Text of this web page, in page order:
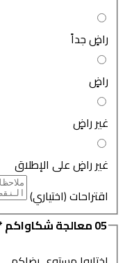
راضٍ جداً
راضٍ
غير راضٍ
غير راضٍ على الإطلاق
اقتراحات (اختياري)
05معالجة شكاواكم*